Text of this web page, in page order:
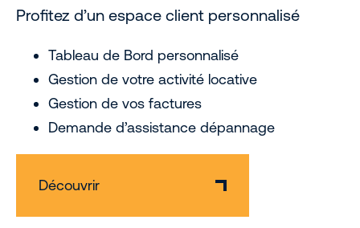
Profitez d’un espace client personnalisé
Tableau de Bord personnalisé
Gestion de votre activité locative
Gestion de vos factures
Demande d’assistance dépannage
Découvrir